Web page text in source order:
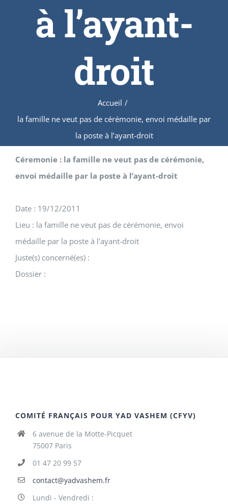
à l’ayant-
droit
Accueil /
la famille ne veut pas de cérémonie, envoi médaille par
la poste à l’ayant-droit
Céremonie : la famille ne veut pas de cérémonie,
envoi médaille par la poste à l’ayant-droit
Date : 19/12/2011
Lieu : la famille ne veut pas de cérémonie, envoi
médaille par la poste à l'ayant-droit
Juste(s) concerné(es) :
Dossier :
COMITÉ FRANÇAIS POUR YAD VASHEM (CFYV)
6 avenue de la Motte-Picquet
75007 Paris
01 47 20 99 57
contact@yadvashem.fr
Lundi - Vendredi :